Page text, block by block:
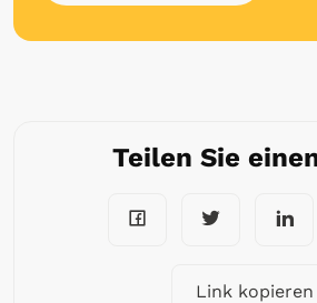
Teilen Sie
Link kopieren